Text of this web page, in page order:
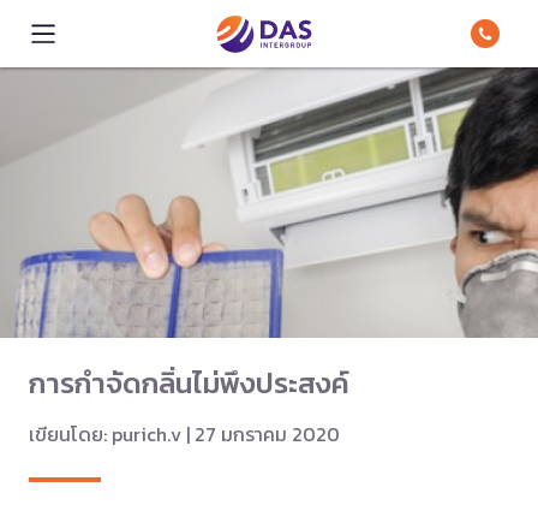
การกำจัดกลิ่นไม่พึงประสงค์
เขียนโดย: purich.v | 27 มกราคม 2020